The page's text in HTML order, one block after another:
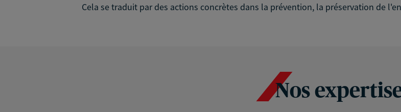
Cela se traduit par des actions concrètes dans la prévention, la préservation de
Nos